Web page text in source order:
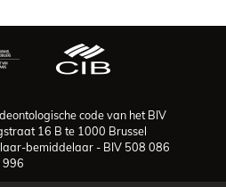
code van het BIV
16 B te 1000 Brussel
bemiddelaar - BIV 508 086
996